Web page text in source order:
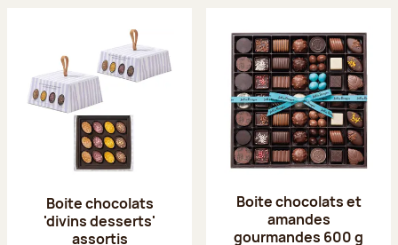
Boite chocolats
'divins desserts'
assortis
Boite chocolats et
amandes
gourmandes 600 g